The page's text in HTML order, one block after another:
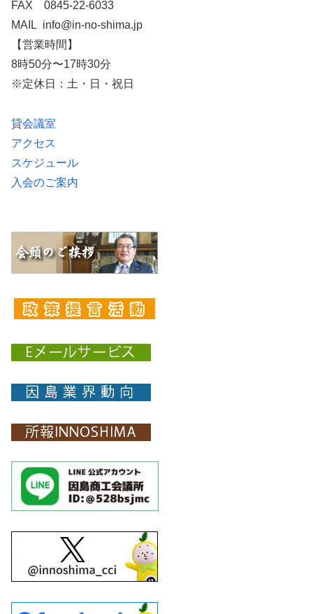
FAX 0845-22-6033
MAIL info@in-no-shima.jp
【営業時間】
8時50分〜17時30分
※定休日：土・日・祝日
貸会議室
アクセス
スケジュール
入会のご案内